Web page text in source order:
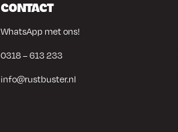
CONTACT
WhatsApp met ons!
0318 – 613 233
info@rustbuster.nl